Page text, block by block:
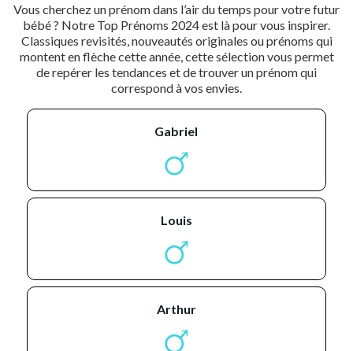
Vous cherchez un prénom dans l’air du temps pour votre futur
bébé ? Notre Top Prénoms 2024 est là pour vous inspirer.
Classiques revisités, nouveautés originales ou prénoms qui
montent en flèche cette année, cette sélection vous permet
de repérer les tendances et de trouver un prénom qui
correspond à vos envies.
gabriel
louis
arthur